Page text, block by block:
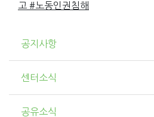
고 #노동인권침해
공지사항
센터소식
공유소식